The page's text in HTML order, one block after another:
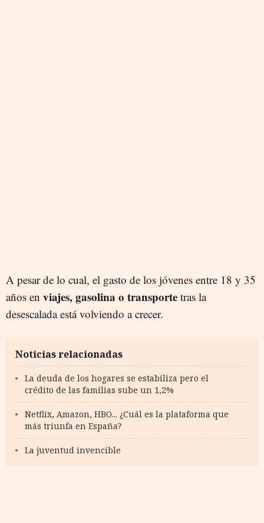
A pesar de lo cual, el gasto de los jóvenes entre 18 y 35
años en viajes, gasolina o transporte tras la
desescalada está volviendo a crecer.
Noticias relacionadas
La deuda de los hogares se estabiliza pero el
crédito de las familias sube un 1,2%
Netflix, Amazon, HBO... ¿Cuál es la plataforma que
más triunfa en España?
La juventud invencible